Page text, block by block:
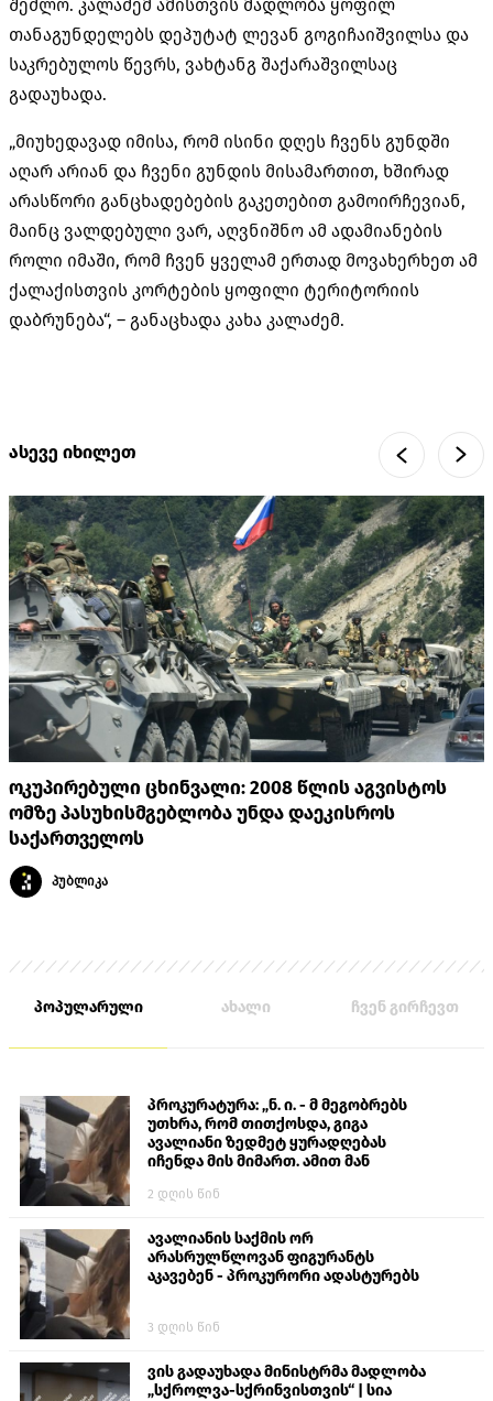
შეძლო. კალაძემ ამისთვის მადლობა ყოფილ
თანაგუნდელებს დეპუტატ ლევან გოგიჩაიშვილსა და
საკრებულოს წევრს, ვახტანგ შაქარაშვილსაც
გადაუხადა.
„მიუხედავად იმისა, რომ ისინი დღეს ჩვენს გუნდში
აღარ არიან და ჩვენი გუნდის მისამართით, ხშირად
არასწორი განცხადებების გაკეთებით გამოირჩევიან,
მაინც ვალდებული ვარ, აღვნიშნო ამ ადამიანების
როლი იმაში, რომ ჩვენ ყველამ ერთად მოვახერხეთ ამ
ქალაქისთვის კორტების ყოფილი ტერიტორიის
დაბრუნება“, – განაცხადა კახა კალაძემ.
ასევე იხილეთ
ოკუპირებული ცხინვალი: 2008 წლის აგვისტოს
ომზე პასუხისმგებლობა უნდა დაეკისროს
საქართველოს
პუბლიკა
პოპულარული ახალი ჩვენ გირჩევთ
პროკურატურა: „ნ. ი. - მ მეგობრებს
უთხრა, რომ თითქოსდა, გიგა
ავალიანი ზედმეტ ყურადღებას
იჩენდა მის მიმართ. ამით მან
თავს დასხმოდა გიგა ავალიანს“
2 დღის წინ
ავალიანის საქმის ორ
არასრულწლოვან ფიგურანტს
აკავებენ - პროკურორი ადასტურებს
3 დღის წინ
ვის გადაუხადა მინისტრმა მადლობა
„სქროლვა-სქრინვისთვის“ | სია